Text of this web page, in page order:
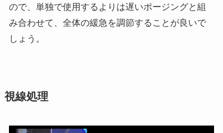
ので、単独で使用するよりは遅いポージングと組
み合わせて、全体の緩急を調節することが良いで
しょう。
視線処理